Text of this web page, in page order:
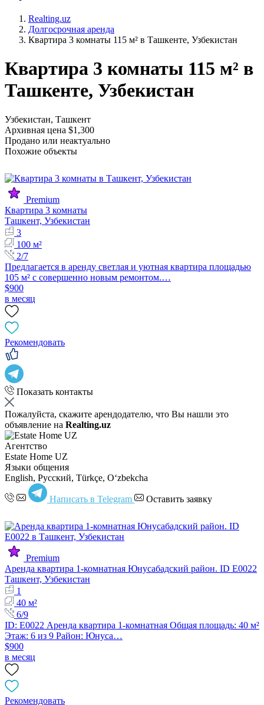
Realting.uz
Долгосрочная аренда
Квартира 3 комнаты 115 м² в Ташкенте, Узбекистан
Квартира 3 комнаты 115 м² в
Ташкенте, Узбекистан
Узбекистан, Ташкент
Архивная цена $1,300
Продано или неактуально
Похожие объекты
Premium
Квартира 3 комнаты
Ташкент, Узбекистан
3
100 м²
2/7
Предлагается в аренду светлая и уютная квартира площадью
105 м² с совершенно новым ремонтом.…
$900
в месяц
Рекомендовать
Показать контакты
Пожалуйста, скажите арендодателю, что Вы нашли это
объявление на Realting.uz
Агентство
Estate Home UZ
Языки общения
English, Русский, Türkçe, Oʻzbekcha
Написать в Telegram Оставить заявку
Premium
Аренда квартира 1-комнатная Юнусабадский район. ID E0022
Ташкент, Узбекистан
1
40 м²
6/9
ID: E0022 Аренда квартира 1-комнатная Общая площадь: 40 м²
Этаж: 6 из 9 Район: Юнуса…
$900
в месяц
Рекомендовать